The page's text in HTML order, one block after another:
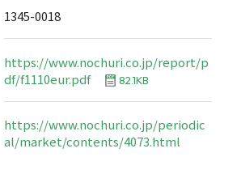
1345-0018
https://www.nochuri.co.jp/report/p
df/f1110eur.pdf
82.1KB
https://www.nochuri.co.jp/periodic
al/market/contents/4073.html